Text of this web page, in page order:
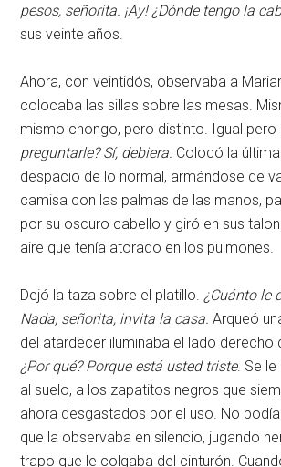
pesos, señorita. ¡Ay! ¿Dónde tengo la
sus veinte años.
Ahora, con veintidós, observaba a
colocaba las sillas sobre las mesas.
mismo chongo, pero distinto. Igual pero
preguntarle? Sí, debiera. Colocó la
despacio de lo normal, armándose de
camisa con las palmas de las manos,
por su oscuro cabello y giró en sus
aire que tenía atorado en los pulmones.
Dejó la taza sobre el platillo. ¿Cuánto le
Nada, señorita, invita la casa.Arqueó
del atardecer iluminaba el lado derecho
¿Por qué? Porque está usted triste. Se
al suelo, a los zapatitos negros que
ahora desgastados por el uso. No
que la observaba en silencio, jugando
trapo que le colgaba del cinturón.